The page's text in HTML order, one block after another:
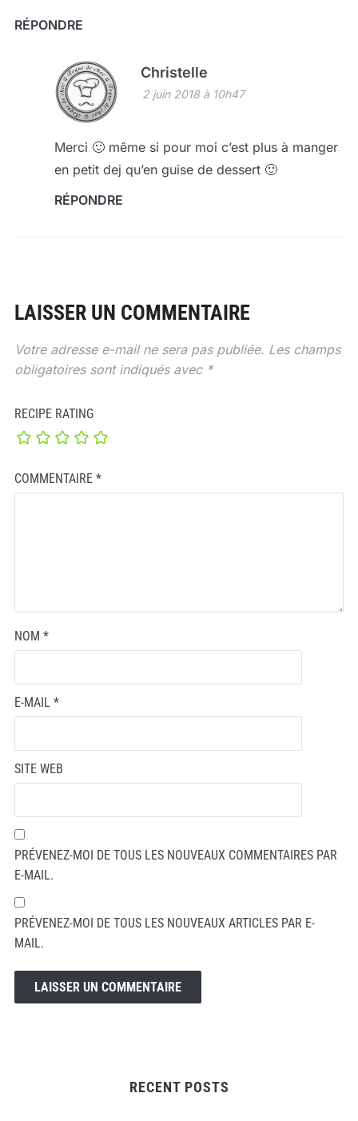
RÉPONDRE
Christelle
2 juin 2018 à 10h47
Merci 🙂 même si pour moi c’est plus à manger
en petit dej qu’en guise de dessert 🙂
RÉPONDRE
LAISSER UN COMMENTAIRE
Votre adresse e-mail ne sera pas publiée. Les champs
obligatoires sont indiqués avec *
RECIPE RATING
COMMENTAIRE *
NOM *
E-MAIL *
SITE WEB
PRÉVENEZ-MOI DE TOUS LES NOUVEAUX COMMENTAIRES PAR
E-MAIL.
PRÉVENEZ-MOI DE TOUS LES NOUVEAUX ARTICLES PAR E-
MAIL.
RECENT POSTS